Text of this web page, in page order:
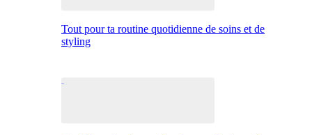
Tout pour ta routine quotidienne de soins et de
styling